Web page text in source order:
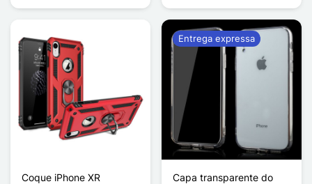
Coque iPhone XR
Capa transparente do
Entrega expressa